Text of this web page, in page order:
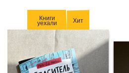
Книги
уехали Хит